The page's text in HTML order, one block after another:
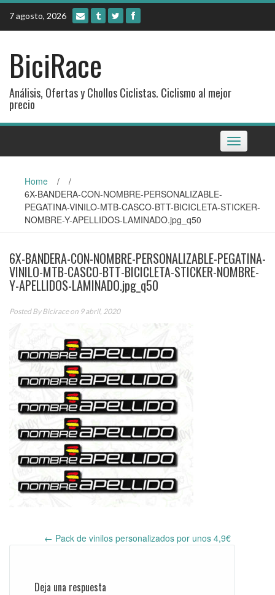
Skip
content
7 agosto, 2026
BiciRace
Análisis, Ofertas y Chollos Ciclistas. Ciclismo al mejor
precio
Toggle
navigation
Home /
/
6X-BANDERA-CON-NOMBRE-PERSONALIZABLE-
PEGATINA-VINILO-MTB-CASCO-BTT-BICICLETA-STICKER-
NOMBRE-Y-APELLIDOS-LAMINADO.jpg_q50
6X-BANDERA-CON-NOMBRE-PERSONALIZABLE-PEGATINA-
VINILO-MTB-CASCO-BTT-BICICLETA-STICKER-NOMBRE-
Y-APELLIDOS-LAMINADO.jpg_q50
Posted ByBiciraceon 9 abril, 2020
Post
← Pack de vinilos personalizados por unos 4,9€
Deja una respuesta